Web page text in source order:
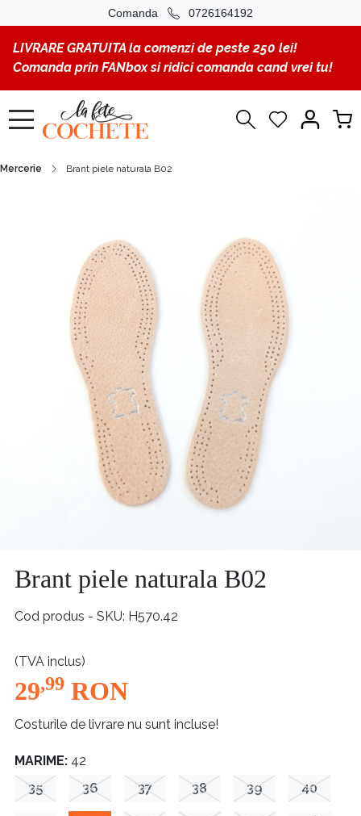
Comanda 0726164192
LIVRARE GRATUITA la comenzi de peste 250 lei!
Comanda prin FANbox si ridici comanda cand vrei tu!
Mercerie Brant piele naturala B02
Brant piele naturala B02
Cod produs - SKU H570.42
29,99 RON
(TVA inclus)
Costurile de livrare nu sunt incluse!
MARIME: 42
35
36 37 38 39 40